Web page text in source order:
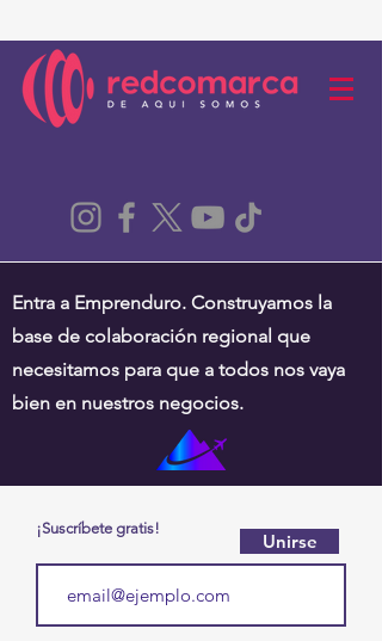
Entra a Emprenduro. Construyamos la
base de colaboración regional que
necesitamos para que a todos nos vaya
bien en nuestros negocios.
¡Suscríbete gratis!
Unirse